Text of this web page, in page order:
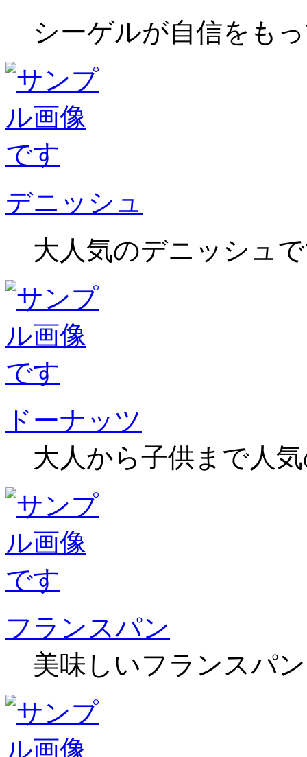
シーゲルが自信をも
デニッシュ
大人気のデニッシュ
ドーナッツ
大人から子供まで人
フランスパン
美味しいフランスパ